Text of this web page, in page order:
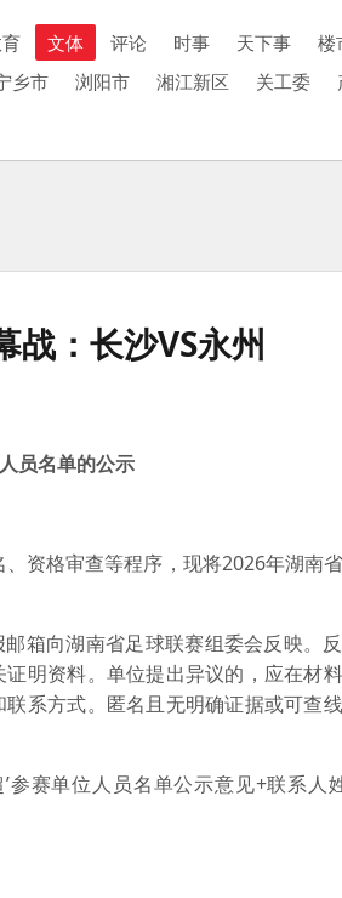
文体 评论 时事 天下事 楼
乡市 浏阳市 湘江新区 关工委
战：长沙VS永州
员名单的公示
资格审查等程序，现将2026年湖南
箱向湖南省足球联赛组委会反映。
明资料。单位提出异议的，应在材
系方式。匿名且无明确证据或可查
赛单位人员名单公示意见+联系人